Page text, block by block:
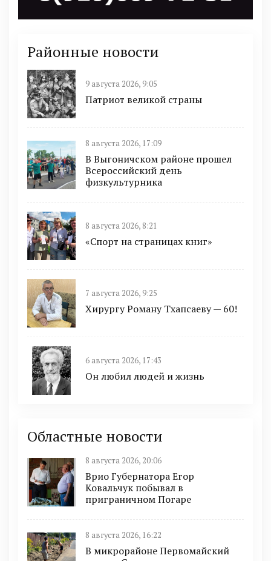
Районные новости
9 августа 2026, 9:05
Патриот великой страны
8 августа 2026, 17:09
В Выгоничском районе прошел
Всероссийский день
физкультурника
8 августа 2026, 8:21
«Спорт на страницах книг»
7 августа 2026, 9:25
Хирургу Роману Тхапсаеву — 60!
6 августа 2026, 17:43
Он любил людей и жизнь
Областные новости
8 августа 2026, 20:06
Врио Губернатора Егор
Ковальчук побывал в
приграничном Погаре
8 августа 2026, 16:22
В микрорайоне Первомайский